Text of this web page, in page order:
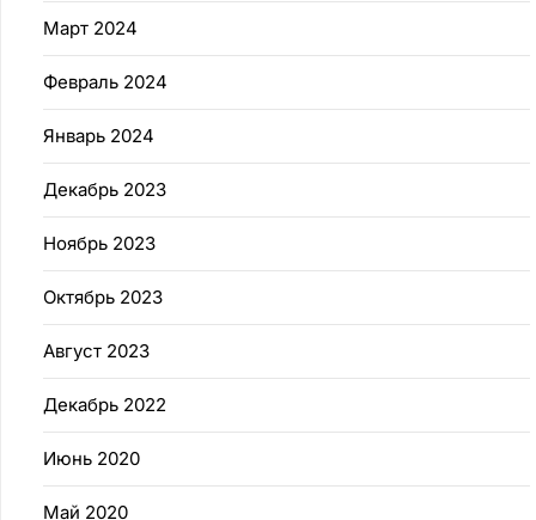
Март 2024
Февраль 2024
Январь 2024
Декабрь 2023
Ноябрь 2023
Октябрь 2023
Август 2023
Декабрь 2022
Июнь 2020
Май 2020